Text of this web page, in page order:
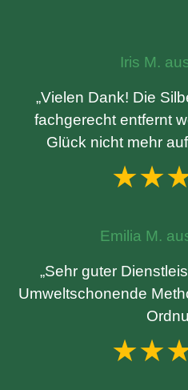
Iris M.
„Vielen Dank! Die
fachgerecht entfernt
Glück nicht mehr
Emilia M.
„Sehr guter
Umweltschonende